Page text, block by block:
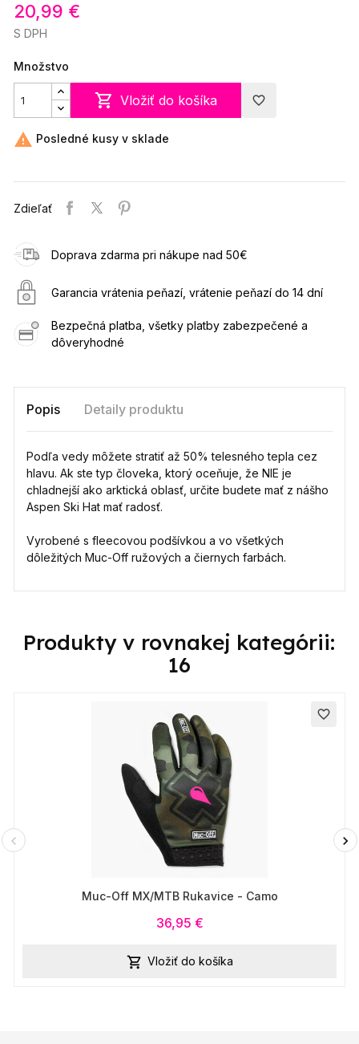
20,99 €
S DPH
Množstvo
 Vložiť do košíka favorite_border
 Posledné kusy v sklade
Zdieľať
Doprava zdarma pri nákupe nad 50€
Garancia vrátenia peňazí, vrátenie peňazí do 14 dní
Bezpečná platba, všetky platby zabezpečené a
dôveryhodné
Popis Detaily produktu
Podľa vedy môžete stratiť až 50% telesného tepla cez
hlavu. Ak ste typ človeka, ktorý oceňuje, že NIE je
chladnejší ako arktická oblasť, určite budete mať z nášho
Aspen Ski Hat mať radosť.
Vyrobené s fleecovou podšívkou a vo všetkých
dôležitých Muc-Off ružových a čiernych farbách.
Produkty v rovnakej kategórii:
16
favorite_border
Muc-Off MX/MTB Rukavice - Camo
36,95 €
 Vložiť do košíka